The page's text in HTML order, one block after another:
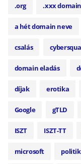
.org .xxx domain
a hét domain neve
csalás
domain eladás
díjak erotika
Google gTLD
ISZT ISZT-TT
microsoft